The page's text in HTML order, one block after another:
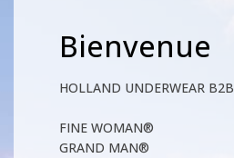
Bienvenue
HOLLAND UNDERWEAR B2B
FINE WOMAN®
GRAND MAN®